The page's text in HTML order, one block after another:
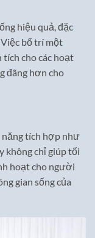
hiệu quả, đặc
bố trí một
cho các hoạt
đãng hơn cho
tích hợp như
không chỉ giúp tối
hoạt cho người
gian sống của